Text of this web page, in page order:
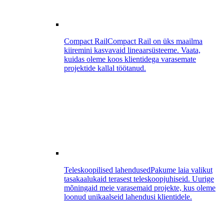
Compact RailCompact Rail on üks maailma
kiiremini kasvavaid lineaarsüsteeme. Vaata,
kuidas oleme koos klientidega varasemate
projektide kallal töötanud.
Teleskoopilised lahendusedPakume laia valikut
tasakaalukaid terasest teleskoopjuhiseid. Uurige
mõningaid meie varasemaid projekte, kus oleme
loonud unikaalseid lahendusi klientidele.